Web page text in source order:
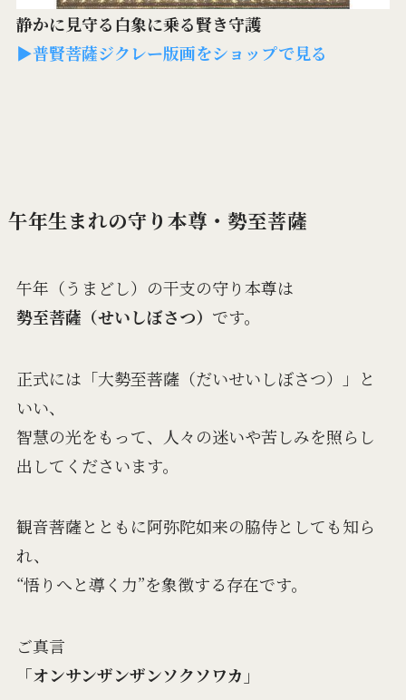
静かに見守る白象に乗る賢き守護
▶普賢菩薩ジクレー版画をショップで見る
午年生まれの守り本尊・勢至菩薩
午年（うまどし）の干支の守り本尊は
勢至菩薩（せいしぼさつ） です。
正式には「大勢至菩薩（だいせいしぼさつ）」と
いい、
智慧の光をもって、人々の迷いや苦しみを照らし
出してくださいます。
観音菩薩とともに阿弥陀如来の脇侍としても知ら
れ、
“悟りへと導く力”を象徴する存在です。
ご真言
「オンサンザンザンソクソワカ」